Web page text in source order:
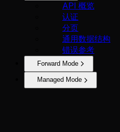
API 概览
认证
分页
通用数据结构
错误参考
Forward Mode
Managed Mode